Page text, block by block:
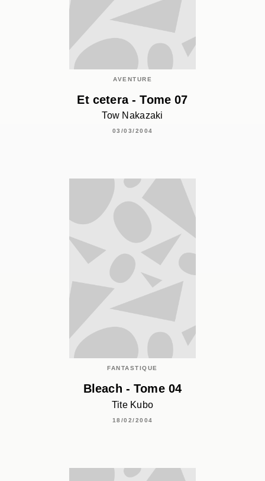
AVENTURE
Et cetera - Tome 07
Tow Nakazaki
03/03/2004
FANTASTIQUE
Bleach - Tome 04
Tite Kubo
18/02/2004